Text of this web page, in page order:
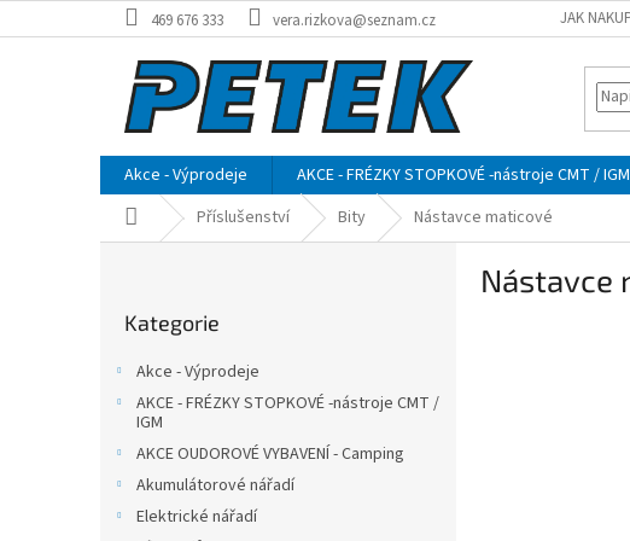
na
469 676 333 vera.rizkova@seznam.cz JAK
Akce - Výprodeje AKCE - FRÉZKY STOPKOVÉ -nástroje CMT / IGM
Domů Příslušenství Bity Nástavce maticové
kategorie
Kategorie
Akce - Výprodeje
AKCE - FRÉZKY STOPKOVÉ -nástroje CMT /
IGM
AKCE OUDOROVÉ VYBAVENÍ - Camping
Akumulátorové nářadí
Elektrické nářadí
Nástavce